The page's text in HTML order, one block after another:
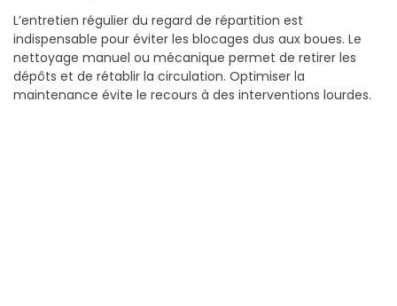
L’entretien régulier du regard de répartition est
indispensable pour éviter les blocages dus aux boues. Le
nettoyage manuel ou mécanique permet de retirer les
dépôts et de rétablir la circulation. Optimiser la
maintenance évite le recours à des interventions lourdes.